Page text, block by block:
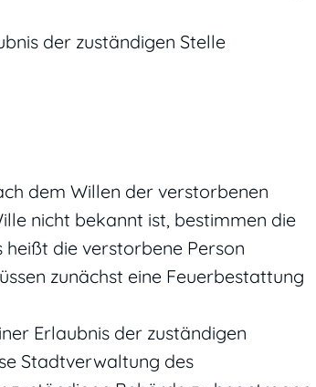
der zuständigen Stelle
dem Willen der verstorbenen
nicht bekannt ist, bestimmen die
die verstorbene Person
zunächst eine Feuerbestattung
Erlaubnis der zuständigen
Stadtverwaltung des